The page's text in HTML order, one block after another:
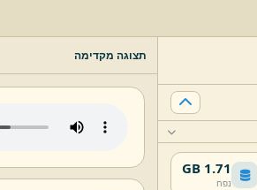
1.71 GB
נפח
תצוגה מקדימה